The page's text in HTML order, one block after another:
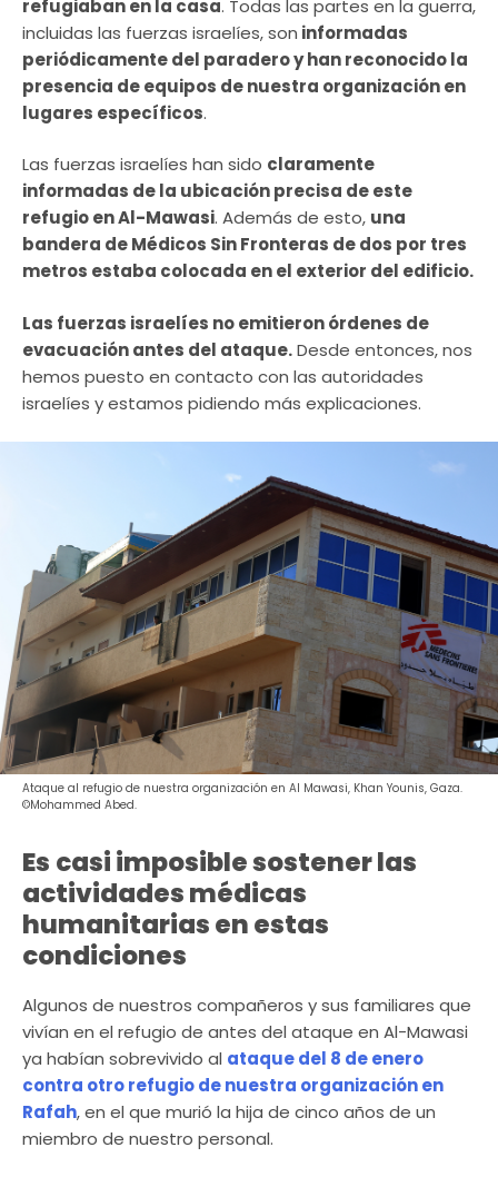
refugiaban en la casa. Todas las partes en la guerra,
incluidas las fuerzas israelíes, son informadas
periódicamente del paradero y han reconocido la
presencia de equipos de nuestra organización en
lugares específicos.
Las fuerzas israelíes han sido claramente
informadas de la ubicación precisa de este
refugio en Al-Mawasi. Además de esto, una
bandera de Médicos Sin Fronteras de dos por tres
metros estaba colocada en el exterior del edificio.
Las fuerzas israelíes no emitieron órdenes de
evacuación antes del ataque.Desde entonces, nos
hemos puesto en contacto con las autoridades
israelíes y estamos pidiendo más explicaciones.
Ataque al refugio de nuestra organización en Al Mawasi, Khan Younis, Gaza.
©Mohammed Abed.
Es casi imposible sostener las
actividades médicas
humanitarias en estas
condiciones
Algunos de nuestros compañeros y sus familiares que
vivían en el refugio de antes del ataque en Al-Mawasi
ya habían sobrevivido al ataque del 8 de enero
contra otro refugio de nuestra organización en
Rafah, en el que murió la hija de cinco años de un
miembro de nuestro personal.